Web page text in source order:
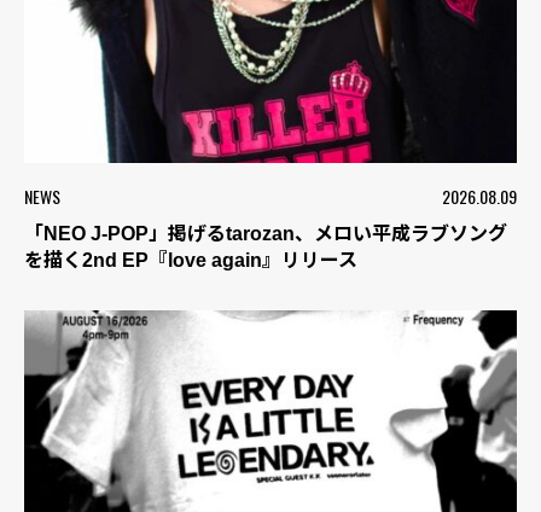
NEWS 2026.08.09
「NEO J-POP」掲げるtarozan、メロい平成ラブソング
を描く2nd EP『love again』リリース